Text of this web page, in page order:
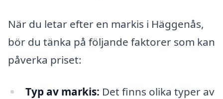
När du letar efter en markis i Häggenås,
bör du tänka på följande faktorer som kan
påverka priset:
Typ av markis: Det finns olika typer av